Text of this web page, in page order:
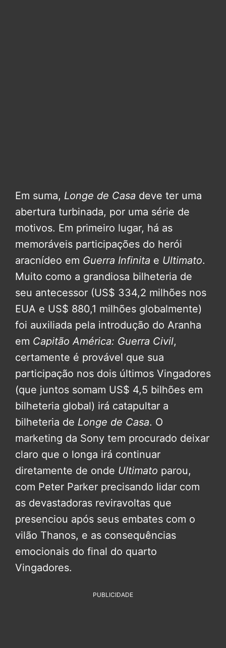
Em suma, Longe de Casa deve ter uma
abertura turbinada, por uma série de
motivos. Em primeiro lugar, há as
memoráveis participações do herói
aracnídeo em Guerra Infinita e Ultimato.
Muito como a grandiosa bilheteria de
seu antecessor (US$ 334,2 milhões nos
EUA e US$ 880,1 milhões globalmente)
foi auxiliada pela introdução do Aranha
em Capitão América: Guerra Civil,
certamente é provável que sua
participação nos dois últimos Vingadores
(que juntos somam US$ 4,5 bilhões em
bilheteria global) irá catapultar a
bilheteria de Longe de Casa. O
marketing da Sony tem procurado deixar
claro que o longa irá continuar
diretamente de onde Ultimato parou,
com Peter Parker precisando lidar com
as devastadoras reviravoltas que
presenciou após seus embates com o
vilão Thanos, e as consequências
emocionais do final do quarto
Vingadores.
PUBLICIDADE